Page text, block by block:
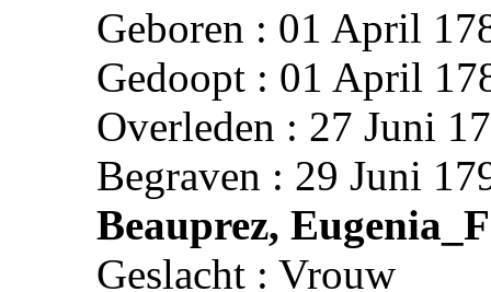
Geboren : 01 April
Gedoopt : 01 April
Overleden : 27 Juni
Begraven : 29 Juni
Beauprez,
Geslacht : Vrouw